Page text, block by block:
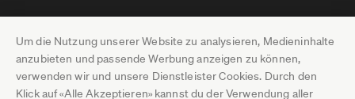
Um die Nutzung unserer Website zu analysieren, Medieninhalte
anzubieten und passende Werbung anzeigen zu können,
verwenden wir und unsere Dienstleister Cookies. Durch den
Klick auf «Alle Akzeptieren» kannst du der Verwendung aller
Impressum
Datenschutz
Pressebereich